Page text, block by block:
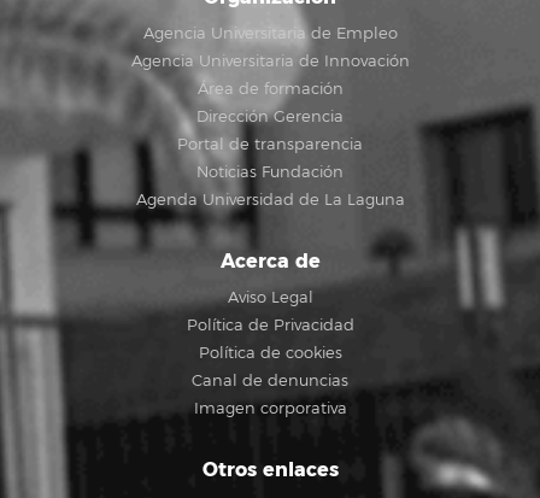
Agencia Universitaria de Empleo
Agencia Universitaria de Innovación
Área de formación
Dirección Gerencia
Portal de transparencia
Noticias Fundación
Agenda Universidad de La Laguna
Acerca de
Aviso Legal
Política de Privacidad
Política de cookies
Canal de denuncias
Imagen corporativa
Otros enlaces